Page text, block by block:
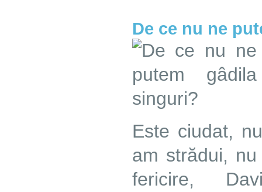
De ce nu ne
Este ciudat,
am strădui,
fericire,